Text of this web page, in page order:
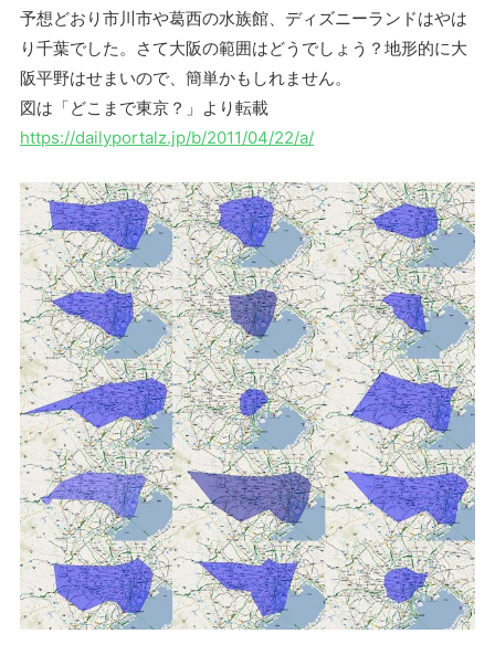
予想どおり市川市や葛西の水族館、ディズニーランドはやは
り千葉でした。さて大阪の範囲はどうでしょう？地形的に大
阪平野はせまいので、簡単かもしれません。
図は「どこまで東京？」より転載
https://dailyportalz.jp/b/2011/04/22/a/